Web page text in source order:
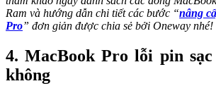
Ram và hướng dẫn chi tiết các bước “nâng
Pro” đơn giản được chia sẻ bởi Oneway nhé!
4. MacBook Pro lỗi pin
không